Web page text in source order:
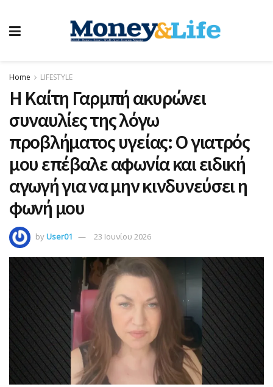
Home LIFESTYLE
Η Καίτη Γαρμπή ακυρώνει
συναυλίες της λόγω
προβλήματος υγείας: Ο γιατρός
μου επέβαλε αφωνία και ειδική
αγωγή για να μην κινδυνεύσει η
φωνή μου
byUser01 23 Ιουνίου 2026